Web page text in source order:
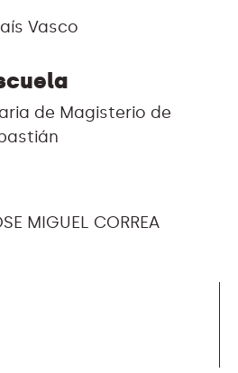
Vasco
de Magisterio de
MIGUEL CORREA